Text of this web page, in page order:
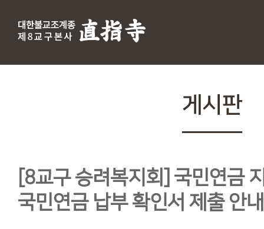
게시판
[8교구 승려복지회] 국민연금
국민연금 납부 확인서 제출 안내